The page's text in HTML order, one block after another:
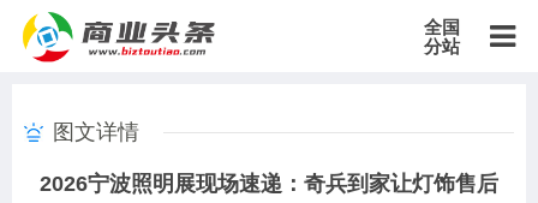
全国
分站
安徽站
福建站 山东站 山西站 河南站 河北站
黑龙江站
图文详情
2026宁波照明展现场速递：奇兵到家让灯饰售后